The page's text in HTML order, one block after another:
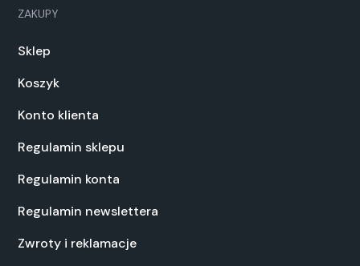
ZAKUPY
Sklep
Koszyk
Konto klienta
Regulamin sklepu
Regulamin konta
Regulamin newslettera
Zwroty i reklamacje